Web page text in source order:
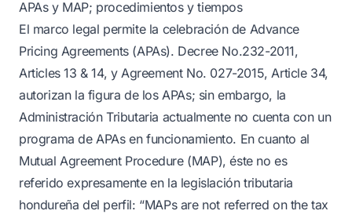
APAs y MAP; procedimientos y tiempos
El marco legal permite la celebración de Advance
Pricing Agreements (APAs). Decree No.232-2011,
Articles 13 & 14, y Agreement No. 027-2015, Article 34,
autorizan la figura de los APAs; sin embargo, la
Administración Tributaria actualmente no cuenta con un
programa de APAs en funcionamiento. En cuanto al
Mutual Agreement Procedure (MAP), éste no es
referido expresamente en la legislación tributaria
hondureña del perfil: “MAPs are not referred on the tax